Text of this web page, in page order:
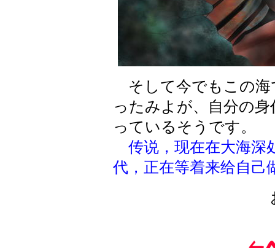
そして今でもこの海
ったみよが、自分の
っているそうです。
传说，现在在大海深
代，正在等着来给自己